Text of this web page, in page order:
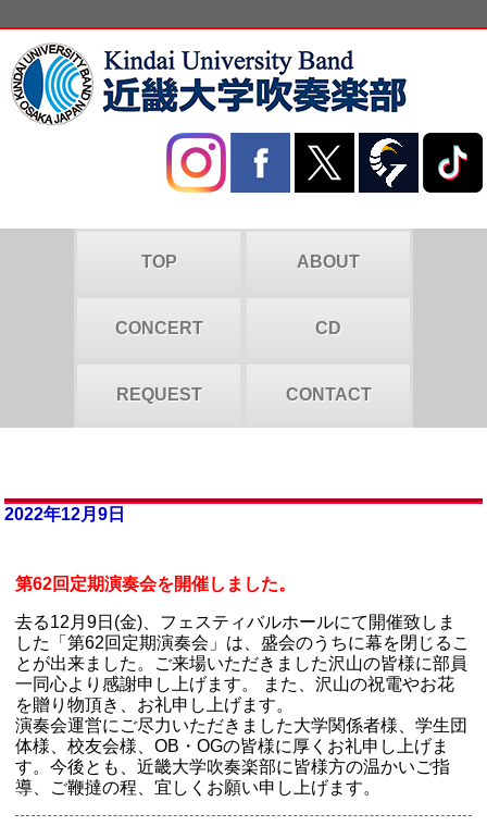
TOP ABOUT
CONCERT CD
REQUEST CONTACT
2022年12月9日
第62回定期演奏会を開催しました。
去る12月9日(金)、フェスティバルホールにて開催致しま
した「第62回定期演奏会」は、盛会のうちに幕を閉じるこ
とが出来ました。ご来場いただきました沢山の皆様に部員
一同心より感謝申し上げます。 また、沢山の祝電やお花
を贈り物頂き、お礼申し上げます。
演奏会運営にご尽力いただきました大学関係者様、学生団
体様、校友会様、OB・OGの皆様に厚くお礼申し上げま
す。今後とも、近畿大学吹奏楽部に皆様方の温かいご指
導、ご鞭撻の程、宜しくお願い申し上げます。